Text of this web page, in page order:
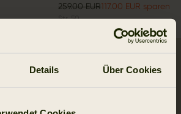
Details Über Cookies
259.00 EUR117.00 EUR sparen
Str. 50